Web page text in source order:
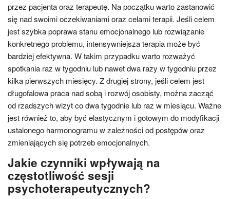
przez pacjenta oraz terapeutę. Na początku warto zastanowić
się nad swoimi oczekiwaniami oraz celami terapii. Jeśli celem
jest szybka poprawa stanu emocjonalnego lub rozwiązanie
konkretnego problemu, intensywniejsza terapia może być
bardziej efektywna. W takim przypadku warto rozważyć
spotkania raz w tygodniu lub nawet dwa razy w tygodniu przez
kilka pierwszych miesięcy. Z drugiej strony, jeśli celem jest
długofalowa praca nad sobą i rozwój osobisty, można zacząć
od rzadszych wizyt co dwa tygodnie lub raz w miesiącu. Ważne
jest również to, aby być elastycznym i gotowym do modyfikacji
ustalonego harmonogramu w zależności od postępów oraz
zmieniających się potrzeb emocjonalnych.
Jakie czynniki wpływają na
częstotliwość sesji
psychoterapeutycznych?